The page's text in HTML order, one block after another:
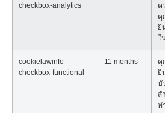
checkbox-analytics
ค
คุ
ยิ
ใ
cookielawinfo-
checkbox-functional
11 months
คุ
ยิ
บั
ส
ท